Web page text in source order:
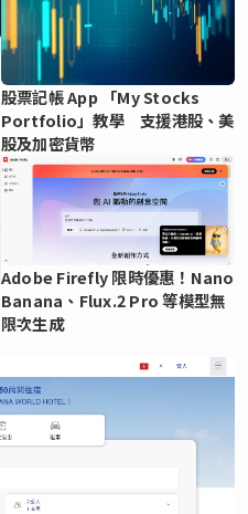
股票記帳 App 「My Stocks
Portfolio」教學 支援港股、美
股及加密貨幣
Adobe Firefly 限時優惠！Nano
Banana、Flux.2 Pro 等模型無
限次生成